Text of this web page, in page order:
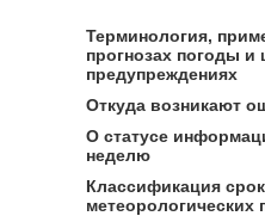
Терминология,
прогнозах погоды
предупреждениях
Откуда возникают
О статусе
неделю
Классификация
метеорологических